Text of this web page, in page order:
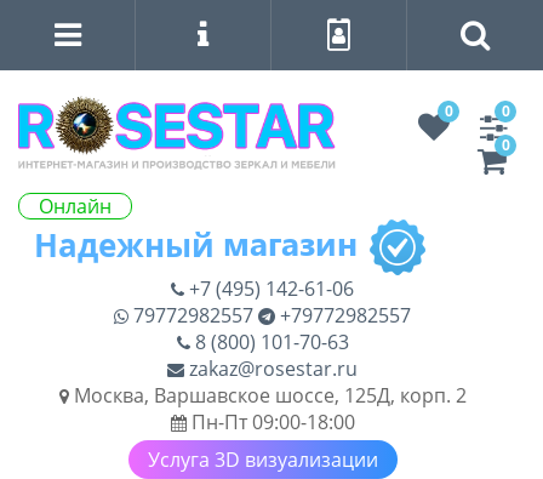
Онлайн
0
0
0
+7 (495) 142-61-06
79772982557
+79772982557
8 (800) 101-70-63
zakaz@rosestar.ru
Москва, Варшавское шоссе, 125Д, корп. 2
Пн-Пт 09:00-18:00
Услуга 3D визуализации